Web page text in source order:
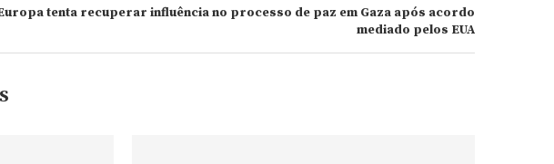
tenta recuperar influência no processo de paz em Gaza após acordo
mediado pelos EUA